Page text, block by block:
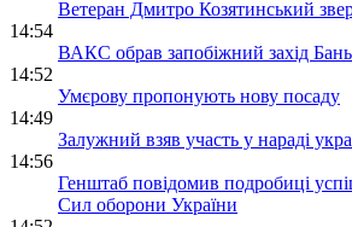
Ветеран Дмитро Козятинський
14:54
ВАКС обрав запобіжний захід
14:52
Умєрову пропонують нову посаду
14:49
Залужний взяв участь у нараді
14:56
Генштаб повідомив подробиці
Сил оборони України